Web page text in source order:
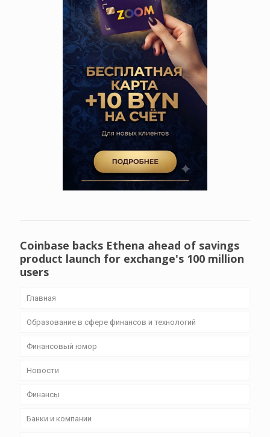
Coinbase backs Ethena ahead of savings
product launch for exchange's 100 million
users
Главная
Образование в сфере финансов и технологий
Финансовый юмор
Новости
Финансы
Банки и компании